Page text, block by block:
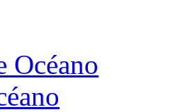
Océano